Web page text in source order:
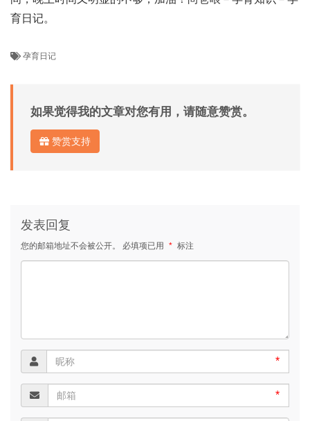
育日记。
孕育日记
如果觉得我的文章对您有用，请随意赞赏。
赞赏支持
发表回复
您的邮箱地址不会被公开。 必填项已用 * 标注
*
*